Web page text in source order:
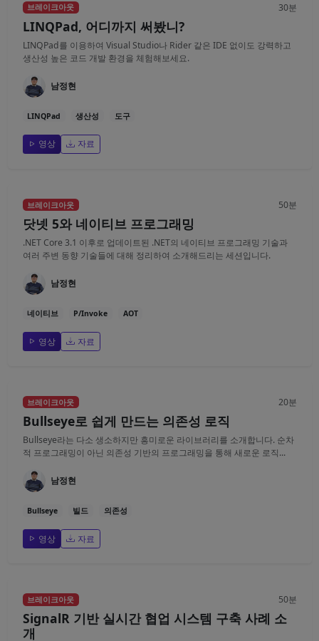
브레이크아웃 30분
LINQPad, 어디까지 써봤니?
LINQPad를 이용하여 Visual Studio나 Rider 같은 IDE 없이도 강력하고
생산성 높은 코드 개발 환경을 체험해보세요.
남정현
LINQPad 생산성 도구
영상 자료
브레이크아웃 50분
닷넷 5와 네이티브 프로그래밍
.NET Core 3.1 이후로 업데이트된 .NET의 네이티브 프로그래밍 기술과
여러 주변 동향 기술들에 대해 정리하여 소개해드리는 세션입니다.
남정현
네이티브 P/Invoke AOT
영상 자료
브레이크아웃 20분
Bullseye로 쉽게 만드는 의존성 로직
Bullseye라는 다소 생소하지만 흥미로운 라이브러리를 소개합니다. 순차
적 프로그래밍이 아닌 의존성 기반의 프로그래밍을 통해 새로운 로직...
남정현
Bullseye 빌드 의존성
영상 자료
브레이크아웃 50분
SignalR 기반 실시간 협업 시스템 구축 사례 소
개